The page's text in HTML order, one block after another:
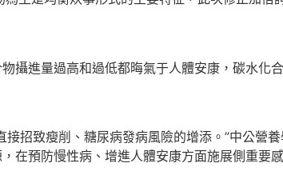
攝進量過高和過低都晦氣于人體安康，碳水化
招致瘦削、糖尿病發病風險的增添。”中公營養
在預防慢性病、增進人體安康方面施展側重要